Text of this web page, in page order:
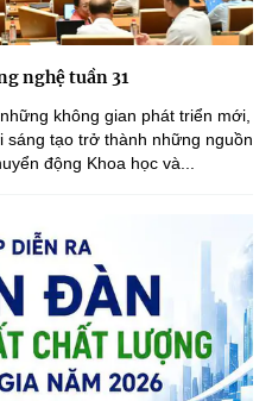
nghệ tuần 31
không gian phát triển mới,
tạo trở thành những nguồn
động Khoa học và...